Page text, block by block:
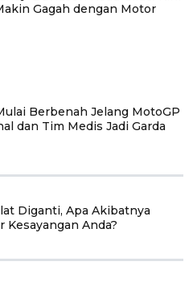
Gagah dengan Motor
Berbenah Jelang MotoGP
dan Tim Medis Jadi Garda
Diganti, Apa Akibatnya
Anda?